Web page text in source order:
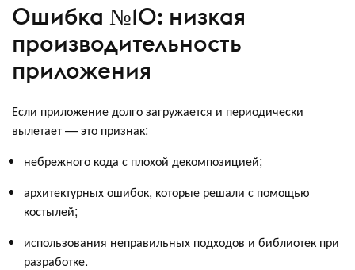
Ошибка №10: низкая
производительность
приложения
Если приложение долго загружается и периодически
вылетает — это признак:
небрежного кода с плохой декомпозицией;
архитектурных ошибок, которые решали с помощью
костылей;
использования неправильных подходов и библиотек при
разработке.